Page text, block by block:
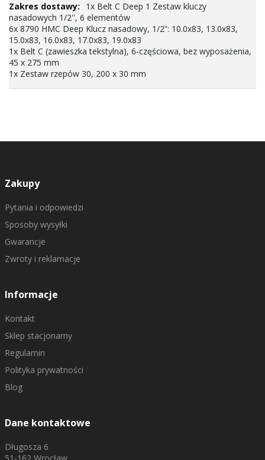
1x Belt C Deep 1 Zestaw kluczy
nasadowych 1/2'', 6 elementów
6x 8790 HMC Deep Klucz nasadowy, 1/2”: 10.0x83, 13.0x83,
15.0x83, 16.0x83, 17.0x83, 19.0x83
1x Belt C (zawieszka tekstylna), 6-częściowa, bez wyposażenia,
45 x 275 mm
1x Zestaw rzepów 30, 200 x 30 mm
Zakupy
Pytania i odpowiedzi
Sposoby wysyłki
Gwarancje
Zwroty i reklamacje
Informacje
Kontakt
Sklep stacjonarny
Regulamin
Polityka prywatności
Blog
Dane kontaktowe
Długosza 6